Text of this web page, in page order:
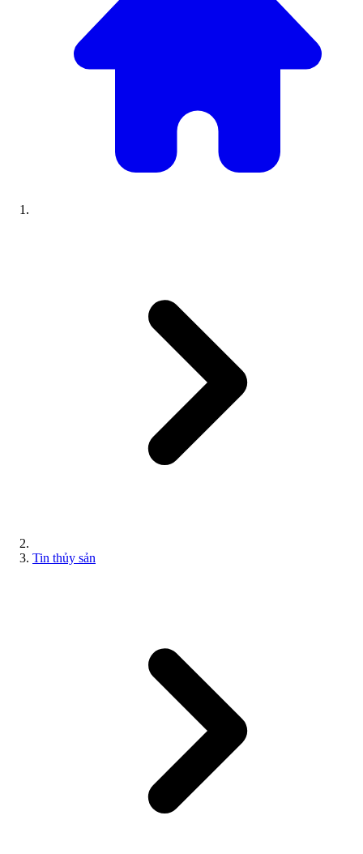
Tin thủy sản